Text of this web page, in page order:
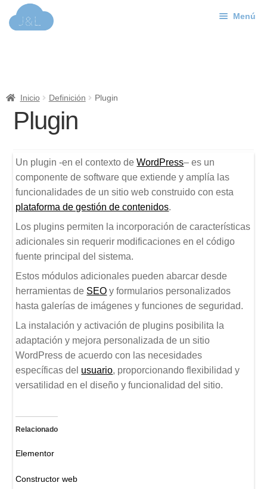
Menú
Inicio Definición Plugin
Plugin
Un plugin -en el contexto deWordPress– es un
componente de software que extiende y amplía las
funcionalidades de un sitio web construido con esta
plataforma de gestión de contenidos.
Los plugins permiten la incorporación de características
adicionales sin requerir modificaciones en el código
fuente principal del sistema.
Estos módulos adicionales pueden abarcar desde
herramientas de SEO y formularios personalizados
hasta galerías de imágenes y funciones de seguridad.
La instalación y activación de plugins posibilita la
adaptación y mejora personalizada de un sitio
WordPress de acuerdo con las necesidades
específicas del usuario, proporcionando flexibilidad y
versatilidad en el diseño y funcionalidad del sitio.
Relacionado
Elementor
Constructor web